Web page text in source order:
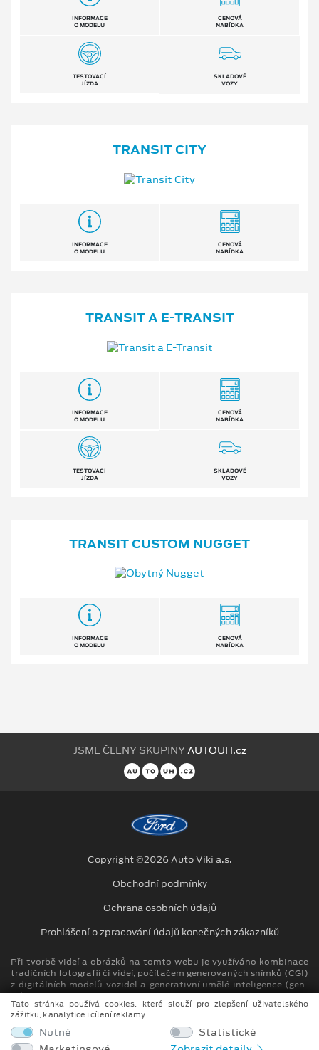
INFORMACE
O MODELU
CENOVÁ
NABÍDKA
TESTOVACÍ
JÍZDA
SKLADOVÉ
VOZY
TRANSIT CITY
INFORMACE
O MODELU
CENOVÁ
NABÍDKA
TRANSIT A E⁠-⁠TRANSIT
INFORMACE
O MODELU
CENOVÁ
NABÍDKA
TESTOVACÍ
JÍZDA
SKLADOVÉ
VOZY
TRANSIT CUSTOM NUGGET
INFORMACE
O MODELU
CENOVÁ
NABÍDKA
JSME ČLENY SKUPINYAUTOUH.cz
Copyright ©2026 Auto Viki a.s.
Obchodní podmínky
Ochrana osobních údajů
Prohlášení o zpracování údajů konečných zákazníků
Při tvorbě videí a obrázků na tomto webu je využíváno kombinace
tradičních fotografií či videí, počítačem generovaných snímků (CGI)
z digitálních modelů vozidel a generativní umělé inteligence (gen-
AI).
Auto Viki člen skupiny AUTO UH s.r.o.
IČ: 264 93 276, DIČ: CZ26493276
Tato stránka používá cookies, které slouží pro zlepšení uživatelského
zážitku, k analytice i cílení reklamy.
Nutné
Statistické